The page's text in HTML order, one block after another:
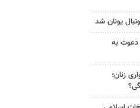
یونان شد
دعوت به
زنان؛